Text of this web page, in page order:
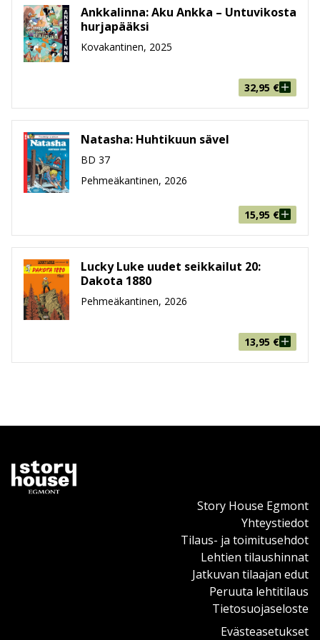
Ankkalinna: Aku Ankka – Untuvikosta
hurjapääksi
Kovakantinen, 2025
32,95 €
Natasha: Huhtikuun sävel
BD 37
Pehmeäkantinen, 2026
15,95 €
Lucky Luke uudet seikkailut 20:
Dakota 1880
Pehmeäkantinen, 2026
13,95 €
Story House Egmont
Yhteystiedot
Tilaus- ja toimitusehdot
Lehtien tilaushinnat
Jatkuvan tilaajan edut
Peruuta lehtitilaus
Tietosuojaseloste
Evästeasetukset